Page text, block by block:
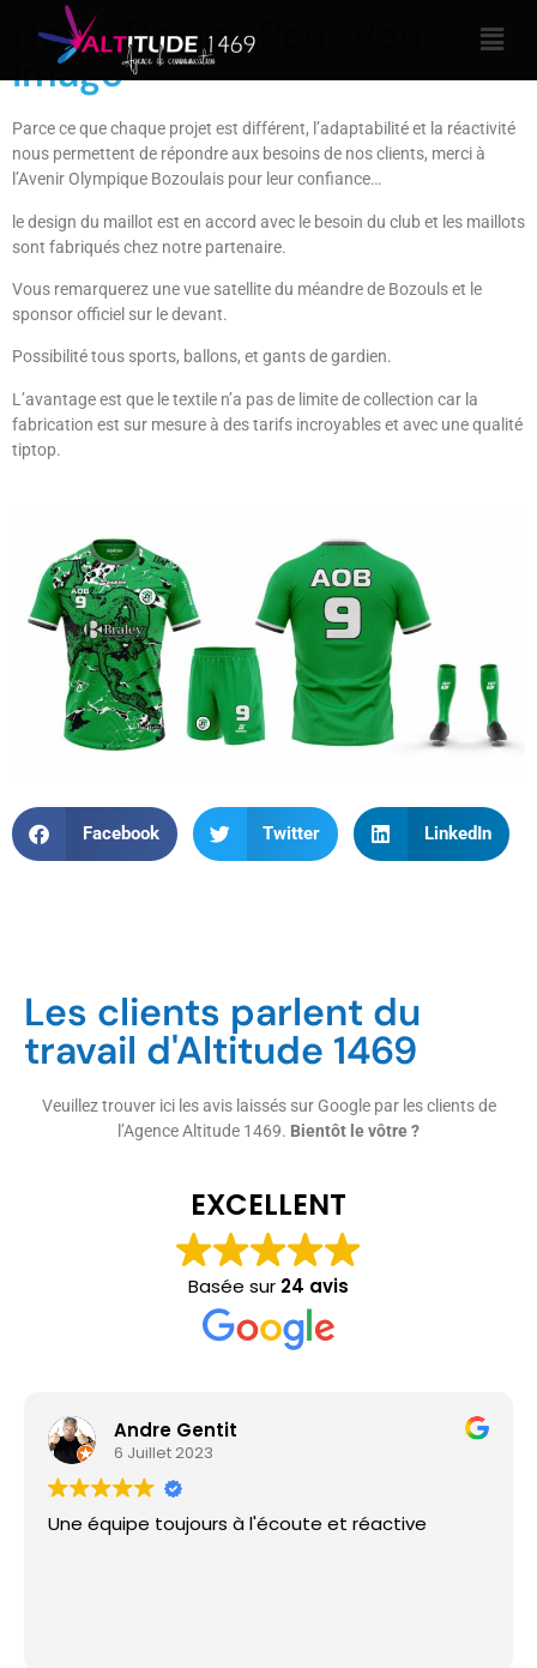
Notre Design Pour Votre
Image
Parce ce que chaque projet est différent, l’adaptabilité et la réactivité
nous permettent de répondre aux besoins de nos clients, merci à
l’Avenir Olympique Bozoulais pour leur confiance…
le design du maillot est en accord avec le besoin du club et les maillots
sont fabriqués chez notre partenaire.
Vous remarquerez une vue satellite du méandre de Bozouls et le
sponsor officiel sur le devant.
Possibilité tous sports, ballons, et gants de gardien.
L’avantage est que le textile n’a pas de limite de collection car la
fabrication est sur mesure à des tarifs incroyables et avec une qualité
tiptop.
Facebook Twitter LinkedIn
Les clients parlent du
travail d'Altitude 1469
Veuillez trouver ici les avis laissés sur Google par les clients de
l’Agence Altitude 1469. Bientôt le vôtre ?
EXCELLENT
Basée sur 24 avis
Andre Gentit
6 Juillet 2023
Une équipe toujours à l'écoute et réactive